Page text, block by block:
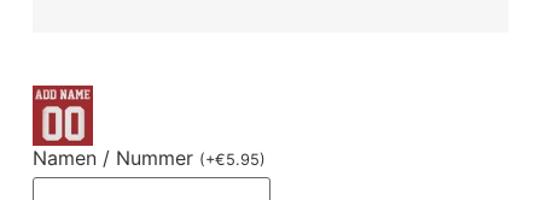
Namen / Nummer (+€5.95)